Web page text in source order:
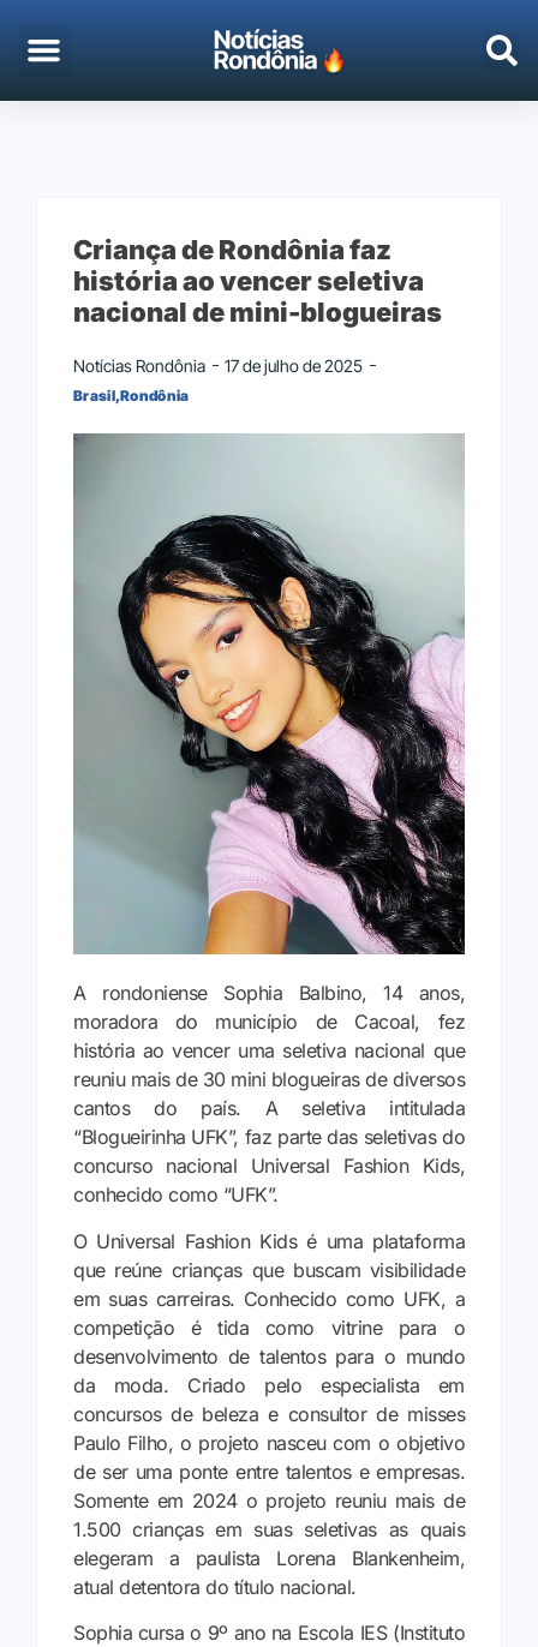
Criança de Rondônia faz
história ao vencer seletiva
nacional de mini-blogueiras
Notícias Rondônia 17 de julho de 2025
Brasil,Rondônia
A rondoniense Sophia Balbino, 14 anos,
moradora do município de Cacoal, fez
história ao vencer uma seletiva nacional que
reuniu mais de 30 mini blogueiras de diversos
cantos do país. A seletiva intitulada
“Blogueirinha UFK”, faz parte das seletivas do
concurso nacional Universal Fashion Kids,
conhecido como “UFK”.
O Universal Fashion Kids é uma plataforma
que reúne crianças que buscam visibilidade
em suas carreiras. Conhecido como UFK, a
competição é tida como vitrine para o
desenvolvimento de talentos para o mundo
da moda. Criado pelo especialista em
concursos de beleza e consultor de misses
Paulo Filho, o projeto nasceu com o objetivo
de ser uma ponte entre talentos e empresas.
Somente em 2024 o projeto reuniu mais de
1.500 crianças em suas seletivas as quais
elegeram a paulista Lorena Blankenheim,
atual detentora do título nacional.
Sophia cursa o 9º ano na Escola IES (Instituto